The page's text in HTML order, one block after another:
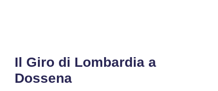
Il Giro di Lombardia a
Dossena